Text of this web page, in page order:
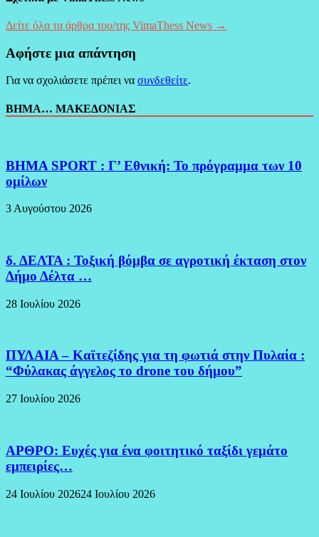
Δείτε όλα τα άρθρα του/της VimaThess News →
Αφήστε μια απάντηση
Για να σχολιάσετε πρέπει να συνδεθείτε.
ΒΗΜΑ… ΜΑΚΕΔΟΝΙΑΣ
BHMA SPORT : Γ’ Εθνική: Το πρόγραμμα των 10
ομίλων
3 Αυγούστου 2026
δ. ΔΕΛΤΑ : Τοξική βόμβα σε αγροτική έκταση στον
Δήμο Δέλτα …
28 Ιουλίου 2026
ΠΥΛΑΙΑ – Καϊτεζίδης για τη φωτιά στην Πυλαία :
“Φύλακας άγγελος το drone του δήμου”
27 Ιουλίου 2026
ΑΡΘΡΟ: Ευχές για ένα φοιτητικό ταξίδι γεμάτο
εμπειρίες…
24 Ιουλίου 202624 Ιουλίου 2026